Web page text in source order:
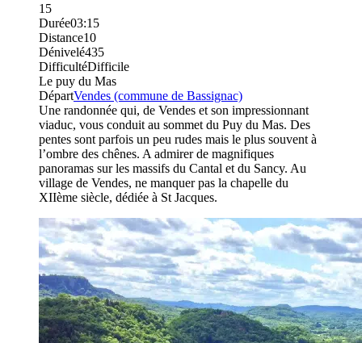
15
Durée03:15
Distance10
Dénivelé435
DifficultéDifficile
Le puy du Mas
DépartVendes (commune de Bassignac)
​​Une randonnée qui, de Vendes et son impressionnant
viaduc, vous conduit au sommet du Puy du Mas. Des
pentes sont parfois un peu rudes mais le plus souvent à
l’ombre des chênes. A admirer de magnifiques
panoramas sur les massifs du Cantal et du Sancy. Au
village de Vendes, ne manquer pas la chapelle du
XIIème siècle, dédiée à St Jacques.​